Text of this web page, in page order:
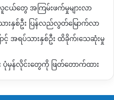
ယ်တွေ အကြမ်းဖက်မှုများလာ
သားနှစ်ဦး ပြန်လည်လွတ်မြောက်လာ
င့် အရပ်သားနှစ်ဦး ထိခိုက်၊သေဆုံးမှု
ပုံမှန်လိုင်းတွေကို ဖြတ်တောက်ထား